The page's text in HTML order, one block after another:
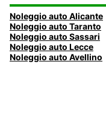
Noleggio auto Alicante
Noleggio auto Taranto
Noleggio auto Sassari
Noleggio auto Lecce
Noleggio auto Avellino